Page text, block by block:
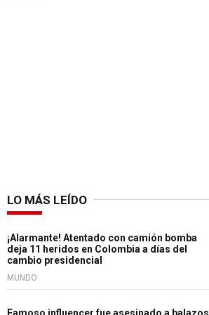
LO MÁS LEÍDO
¡Alarmante! Atentado con camión bomba
deja 11 heridos en Colombia a días del
cambio presidencial
MUNDO